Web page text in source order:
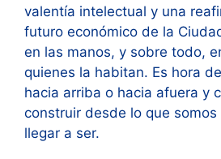
valentía intelectual y una
futuro económico de la
en las manos, y sobre todo,
quienes la habitan. Es hora
hacia arriba o hacia afuera y
construir desde lo que
llegar a ser.